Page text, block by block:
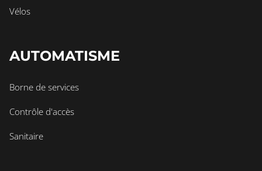
Vélos
AUTOMATISME
Borne de services
Contrôle d'accès
Sanitaire